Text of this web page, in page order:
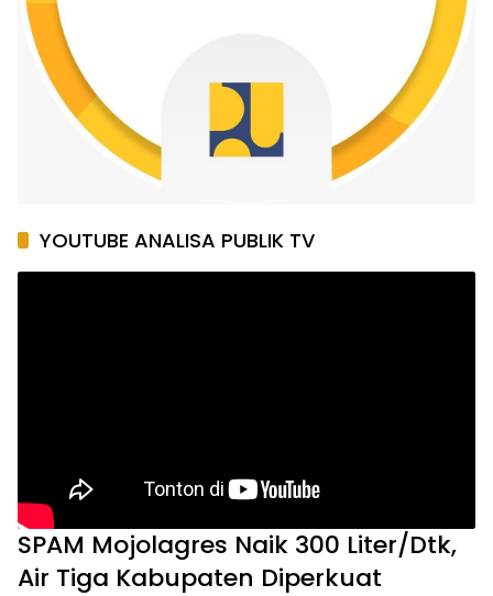
YOUTUBE ANALISA PUBLIK TV
SPAM Mojolagres Naik 300 Liter/Dtk,
Air Tiga Kabupaten Diperkuat